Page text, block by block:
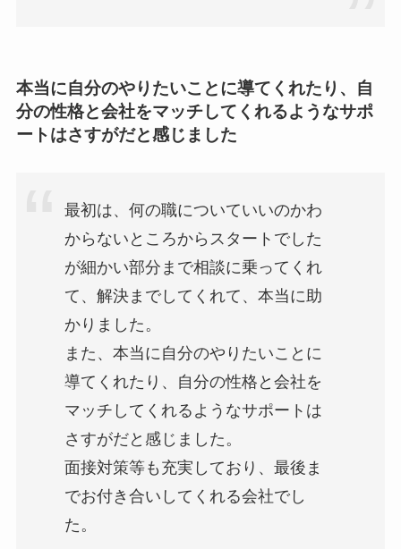
本当に自分のやりたいことに導てくれたり、自
分の性格と会社をマッチしてくれるようなサポ
ートはさすがだと感じました
最初は、何の職についていいのかわ
からないところからスタートでした
が細かい部分まで相談に乗ってくれ
て、解決までしてくれて、本当に助
かりました。
また、本当に自分のやりたいことに
導てくれたり、自分の性格と会社を
マッチしてくれるようなサポートは
さすがだと感じました。
面接対策等も充実しており、最後ま
でお付き合いしてくれる会社でし
た。